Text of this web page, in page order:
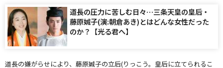
道長の圧力に苦しむ日々…三条天皇の皇后・
藤原娍子(演:朝倉あき)とはどんな女性だった
のか？【光る君へ】
道長の嫌がらせにより、藤原娍子の立后(りっこう。皇后に立てられるこ